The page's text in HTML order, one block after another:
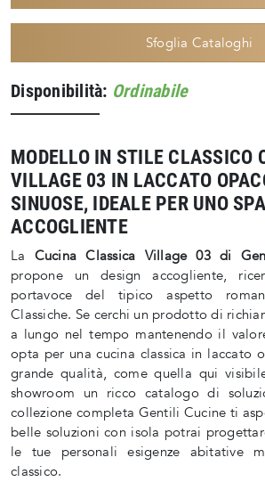
Sfoglia Cataloghi
Disponibilità: Ordinabile
MODELLO IN STILE CLASSICO
VILLAGE 03 IN LACCATO
SINUOSE, IDEALE PER UNO
ACCOGLIENTE
La Cucina Classica Village 03 di
propone un design accogliente,
portavoce del tipico aspetto
Classiche. Se cerchi un prodotto di
a lungo nel tempo mantenendo il
opta per una cucina classica in laccato
grande qualità, come quella qui
showroom un ricco catalogo di
collezione completa Gentili Cucine ti
belle soluzioni con isola potrai
le tue personali esigenze abitative
classico.